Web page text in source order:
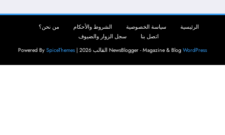
الرئيسية سياسة الخصوصية الشروط والأحكام
من نحن؟
اتصل بنا
سجل الزوار والضيوف
NewsBlogger - Magazine & Blog WordPress القالب 2026 | Powered By SpiceThemes